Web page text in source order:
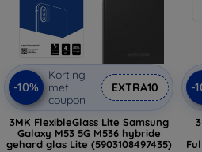
-10%
Korting
met
coupon
EXTRA10
3MK FlexibleGlass Lite Samsung
Galaxy M53 5G M536 hybride
gehard glas Lite (5903108497435)
-